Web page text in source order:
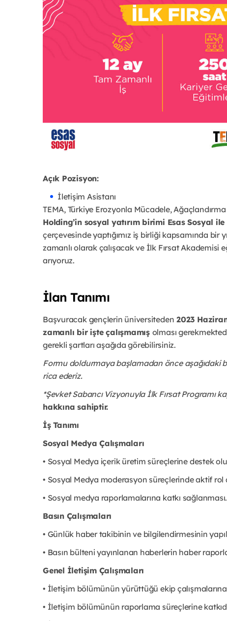
Açık Pozisyon:
İletişim Asistanı
TEMA, Türkiye Erozyonla Mücadele,
Holding’in sosyal yatırım birimi Esas Sosyal
çerçevesinde yaptığımız iş birliği kapsamında
zamanlı olarak çalışacak ve İlk Fırsat Akademisi
arıyoruz.
İlan Tanımı
Başvuracak gençlerin üniversiteden 2023
zamanlı bir işte çalışmamış olması
gerekli şartları aşağıda görebilirsiniz.
Formu doldurmaya başlamadan önce aşağıdaki
rica ederiz.
*Şevket Sabancı Vizyonuyla İlk Fırsat Programı
hakkına sahiptir.
İş Tanımı
Sosyal Medya Çalışmaları
• Sosyal Medya içerik üretim süreçlerine destek
• Sosyal Medya moderasyon süreçlerinde aktif rol
• Sosyal medya raporlamalarına katkı sağlanması.
Basın Çalışmaları
• Günlük haber takibinin ve bilgilendirmesinin
• Basın bülteni yayınlanan haberlerin haber
Genel İletişim Çalışmaları
• İletişim bölümünün yürüttüğü ekip
• İletişim bölümünün raporlama süreçlerine